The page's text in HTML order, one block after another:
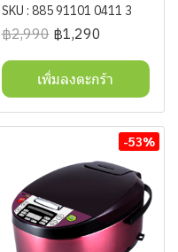
SKU : 885 91101 0411 3
฿2,990 ฿1,290
เพิ่มลงตะกร้า
-53%